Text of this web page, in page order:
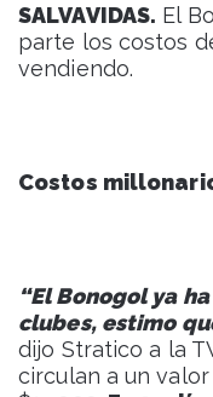
SALVAVIDAS. El
parte los costos
vendiendo.
Costos
“El Bonogol ya
clubes, estimo
dijo Stratico a la
circulan a un